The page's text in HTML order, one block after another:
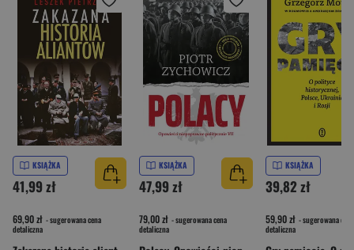
KSIĄŻKA
41,99 zł
69,90 zł - sugerowana cena
detaliczna
KSIĄŻKA
47,99 zł
79,00 zł - sugerowana cena
detaliczna
KSIĄŻKA
39,82 zł
59,90 zł - sugerowana cena
detaliczna